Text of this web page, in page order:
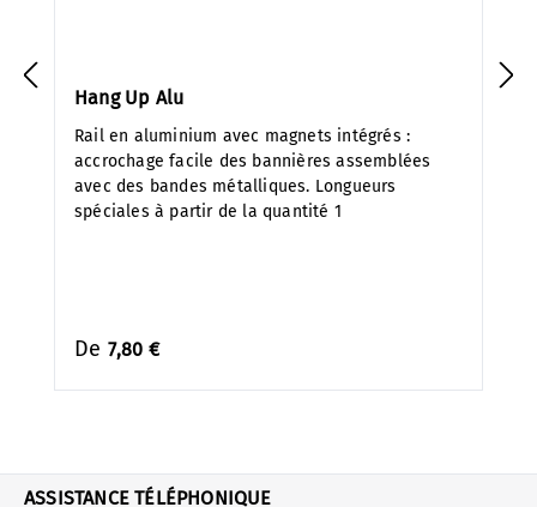
Hang Up Alu
Rail en aluminium avec magnets intégrés :
accrochage facile des bannières assemblées
avec des bandes métalliques. Longueurs
spéciales à partir de la quantité 1
De 7,80 €
ASSISTANCE TÉLÉPHONIQUE